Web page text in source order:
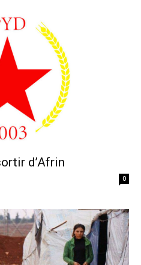
d’Afrin
0